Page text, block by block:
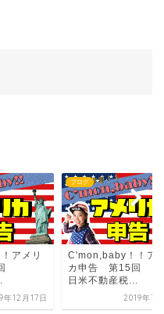
アメリ
年12月17日
ブログ
C'mon,baby！！ア
カ申告 第15回
日米不動産税...
2019年7